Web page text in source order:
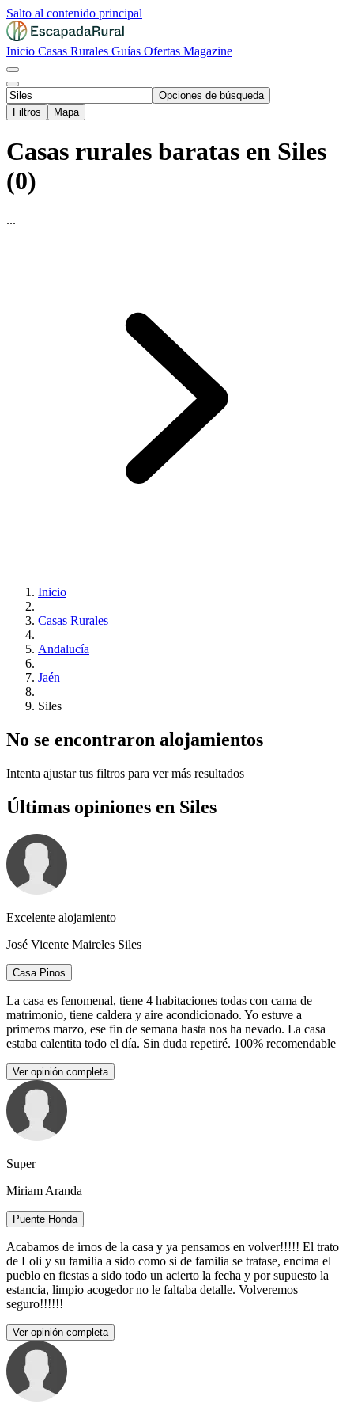
Salto al contenido principal
Inicio Casas Rurales Guías Ofertas Magazine
Opciones de búsqueda
Filtros
Mapa
Casas rurales baratas en Siles
(0)
...
Inicio
Casas Rurales
Andalucía
Jaén
Siles
No se encontraron alojamientos
Intenta ajustar tus filtros para ver más resultados
Últimas opiniones en Siles
Excelente alojamiento
José Vicente Maireles Siles
Casa Pinos
La casa es fenomenal, tiene 4 habitaciones todas con cama de
matrimonio, tiene caldera y aire acondicionado. Yo estuve a
primeros marzo, ese fin de semana hasta nos ha nevado. La casa
estaba calentita todo el día. Sin duda repetiré. 100% recomendable
Ver opinión completa
Super
Miriam Aranda
Puente Honda
Acabamos de irnos de la casa y ya pensamos en volver!!!!! El trato
de Loli y su familia a sido como si de familia se tratase, encima el
pueblo en fiestas a sido todo un acierto la fecha y por supuesto la
estancia, limpio acogedor no le faltaba detalle. Volveremos
seguro!!!!!!
Ver opinión completa